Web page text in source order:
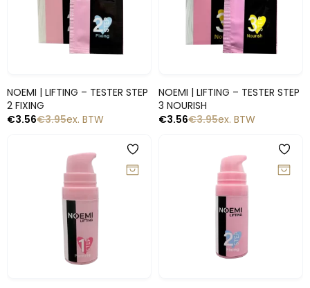
NOEMI | LIFTING – TESTER STEP
2 FIXING
€3.95
€3.56 ex. BTW
NOEMI | LIFTING – TESTER STEP
3 NOURISH
€3.95
€3.56 ex. BTW